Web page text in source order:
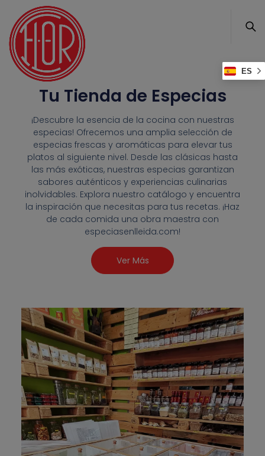
Tu Tienda de Especias
¡Descubre la esencia de la cocina con nuestras
especias! Ofrecemos una amplia selección de
especias frescas y aromáticas para elevar tus
platos al siguiente nivel. Desde las clásicas hasta
las más exóticas, nuestras especias garantizan
sabores auténticos y experiencias culinarias
inolvidables. Explora nuestro catálogo y encuentra
la inspiración que necesitas para tus recetas. ¡Haz
de cada comida una obra maestra con
especiasenlleida.com!
Ver Más
ES